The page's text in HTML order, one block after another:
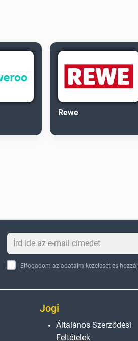
Rewe
Elfogadom az adataim kezelését és
Jogi
Általános Szerződési
Feltételek